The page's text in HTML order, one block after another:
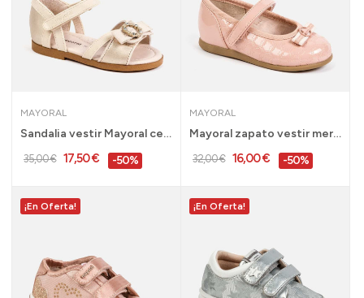
MAYORAL
Sandalia vestir Mayoral ceremonia bebe niña...
35,00 € 17,50 € -50%
MAYORAL
Mayoral zapato vestir mercedes ceremonia bebe...
32,00 € 16,00 € -50%
¡En Oferta! ¡En Oferta!